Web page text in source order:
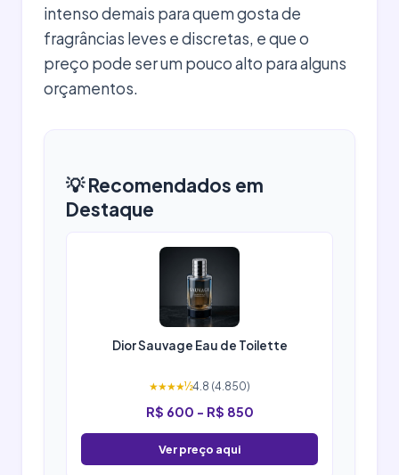
intenso demais para quem gosta de
fragrâncias leves e discretas, e que o
preço pode ser um pouco alto para alguns
orçamentos.
💡 Recomendados em
Destaque
Dior Sauvage Eau de Toilette
★★★★½4.8 (4.850)
R$ 600 - R$ 850
Ver preço aqui